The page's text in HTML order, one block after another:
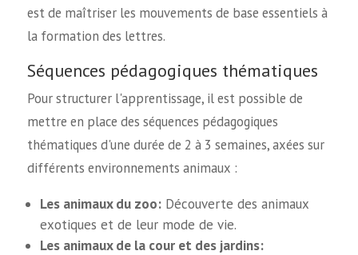
est de maîtriser les mouvements de base essentiels à
la formation des lettres.
Séquences pédagogiques thématiques
Pour structurer l'apprentissage, il est possible de
mettre en place des séquences pédagogiques
thématiques d'une durée de 2 à 3 semaines, axées sur
différents environnements animaux :
Les animaux du zoo: Découverte des animaux
exotiques et de leur mode de vie.
Les animaux de la cour et des jardins: